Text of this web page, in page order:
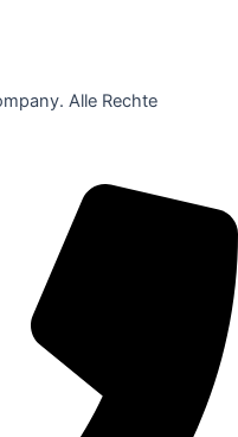
Alle Rechte